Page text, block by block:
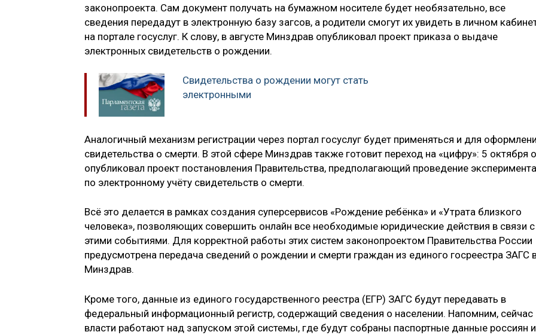
законопроекта. Сам документ получать на бумажном носителе будет необязательно, все
сведения передадут в электронную базу загсов, а родители смогут их увидеть в личном
на портале госуслуг. К слову, в августе Минздрав опубликовал проект приказа о выдаче
электронных свидетельств о рождении.
Свидетельства о рождении могут стать
электронными
Аналогичный механизм регистрации через портал госуслуг будет применяться и для
свидетельства о смерти. В этой сфере Минздрав также готовит переход на «цифру»: 5 октября
опубликовал проект постановления Правительства, предполагающий проведение эксперимента
по электронному учёту свидетельств о смерти.
Всё это делается в рамках создания суперсервисов «Рождение ребёнка» и «Утрата близкого
человека», позволяющих совершить онлайн все необходимые юридические действия в связи с
этими событиями. Для корректной работы этих систем законопроектом Правительства России
предусмотрена передача сведений о рождении и смерти граждан из единого госреестра ЗАГС
Минздрав.
Кроме того, данные из единого государственного реестра (ЕГР) ЗАГС будут передавать в
федеральный информационный регистр, содержащий сведения о населении. Напомним, сейчас
власти работают над запуском этой системы, где будут собраны паспортные данные россиян и